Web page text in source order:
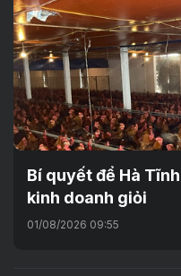
Bí quyết để Hà
kinh doanh giỏi
01/08/2026 09:55